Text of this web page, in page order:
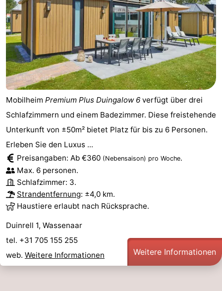
Mobilheim Premium Plus Duingalow 6 verfügt über drei
Schlafzimmern und einem Badezimmer. Diese freistehende
Unterkunft von ±50m² bietet Platz für bis zu 6 Personen.
Erleben Sie den Luxus ...
Preisangaben: Ab €360 (Nebensaison) pro Woche.
Max. 6 personen.
Schlafzimmer: 3.
Strandentfernung: ±4,0 km.
Haustiere erlaubt nach Rücksprache.
Duinrell 1, Wassenaar
tel. +31 705 155 255
web. Weitere Informationen Weitere Informationen